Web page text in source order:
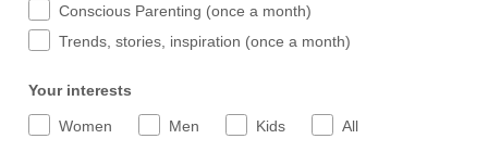
Conscious Parenting (once a month)
Trends, stories, inspiration (once a month)
Your interests
Women Men Kids All